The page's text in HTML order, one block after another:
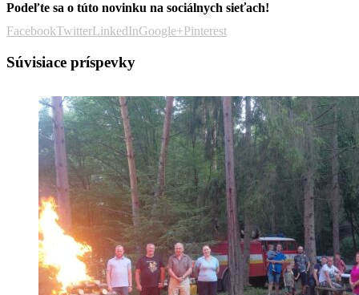
Podeľte sa o túto novinku na sociálnych sieťach!
FacebookTwitterLinkedInGoogle+Pinterest
Súvisiace príspevky